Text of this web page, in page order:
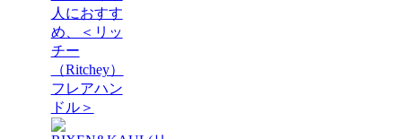
人におすす
め、＜リッ
チー
（Ritchey）
フレアハン
ドル＞